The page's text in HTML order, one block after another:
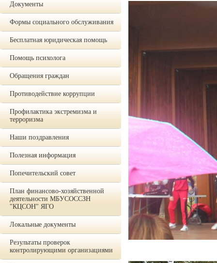
Документы
Формы социального обслуживания
Бесплатная юридическая помощь
Помощь психолога
Обращения граждан
Противодействие коррупции
Профилактика экстремизма и
терроризма
Наши поздравления
Полезная информация
Попечительский совет
План финансово-хозяйственной
деятельности МБУСОССЗН
"КЦСОН" ЯГО
Локальные документы
Результаты проверок
контролирующими организациями